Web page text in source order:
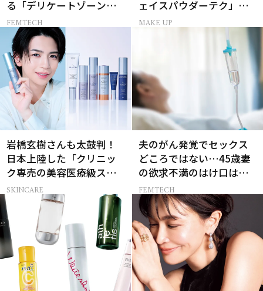
る「デリケートゾーン」
のリアルなお悩み４選
FEMTECH
ェイスパウダーテク」お
粉の選び方・塗り方Q&A
MAKE UP
岩橋玄樹さんも太鼓判！
日本上陸した「クリニッ
ク専売の美容医療級スキ
ンケア」
SKINCARE
夫のがん発覚でセックス
どころではない…45歳妻
の欲求不満のはけ口は
【セックスレス AND THE
CITY -女たちの告白-】
FEMTECH